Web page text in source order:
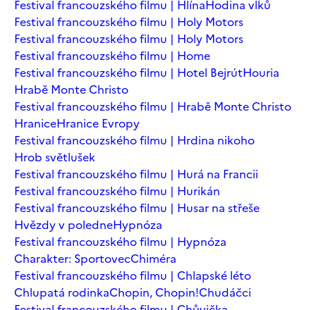
Festival francouzského filmu | HlínaHodina vlků
Festival francouzského filmu | Holy Motors
Festival francouzského filmu | Holy Motors
Festival francouzského filmu | Home
Festival francouzského filmu | Hotel BejrútHouria
Hrabě Monte Christo
Festival francouzského filmu | Hrabě Monte Christo
HraniceHranice Evropy
Festival francouzského filmu | Hrdina nikoho
Hrob světlušek
Festival francouzského filmu | Hurá na Francii
Festival francouzského filmu | Hurikán
Festival francouzského filmu | Husar na střeše
Hvězdy v poledneHypnóza
Festival francouzského filmu | Hypnóza
Charakter: SportovecChiméra
Festival francouzského filmu | Chlapské léto
Chlupatá rodinkaChopin, Chopin!Chudáčci